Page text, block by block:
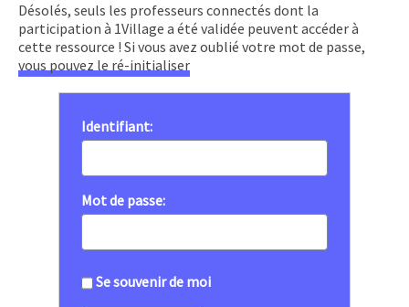
Désolés, seuls les professeurs connectés dont la
participation à 1Village a été validée peuvent accéder à
cette ressource ! Si vous avez oublié votre mot de passe,
vous pouvez le ré-initialiser
Identifiant:
Mot de passe:
Se souvenir de moi